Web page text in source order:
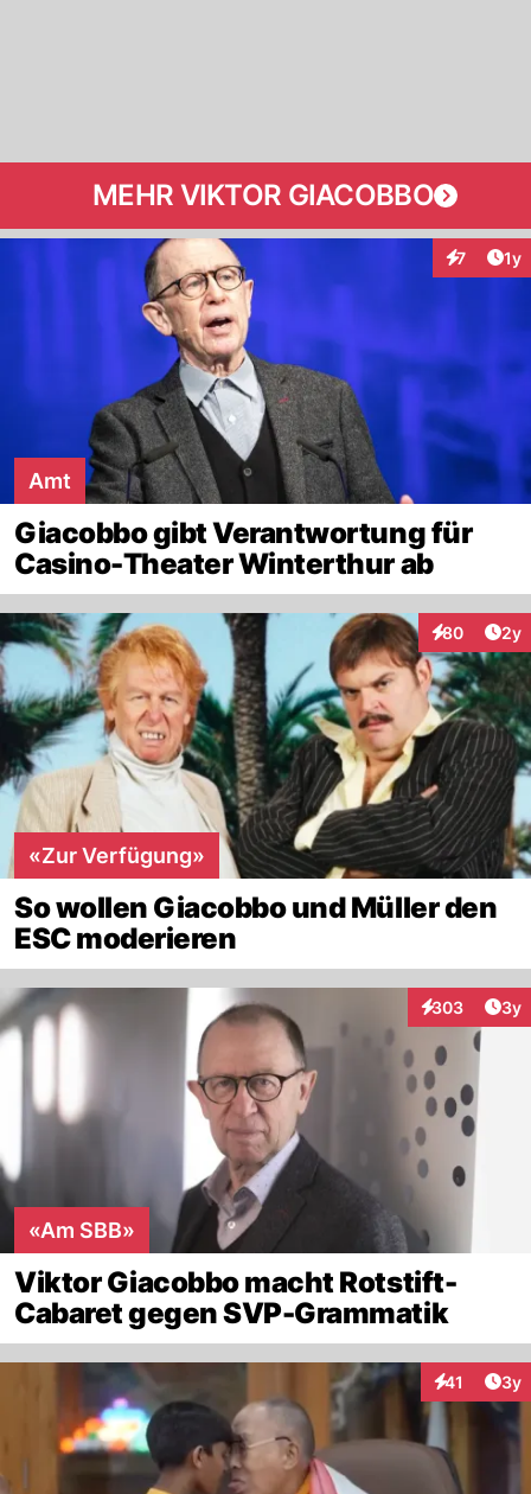
MEHR VIKTOR GIACOBBO
7 1y
Amt
Giacobbo gibt Verantwortung für
Casino-Theater Winterthur ab
80
Interaktionen
2y
«Zur Verfügung»
So wollen Giacobbo und Müller den
ESC moderieren
303
Interaktionen
3y
«Am SBB»
Viktor Giacobbo macht Rotstift-
Cabaret gegen SVP-Grammatik
41 3y